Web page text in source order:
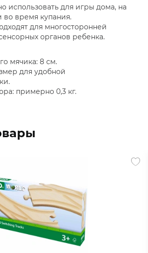
использовать для игры дома, на
во время купания.
для многосторонней
органов ребенка.
мячика: 8 см.
для удобной
примерно 0,3 кг.
Sophie la Girafe
помощником в раннем